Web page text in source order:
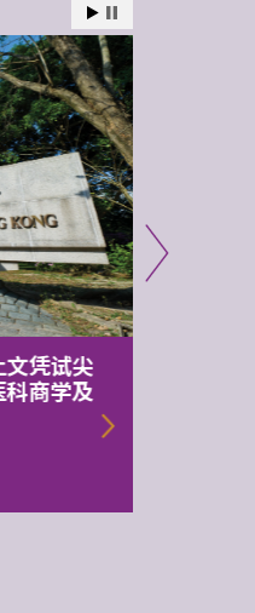
文凭试尖
科商学及